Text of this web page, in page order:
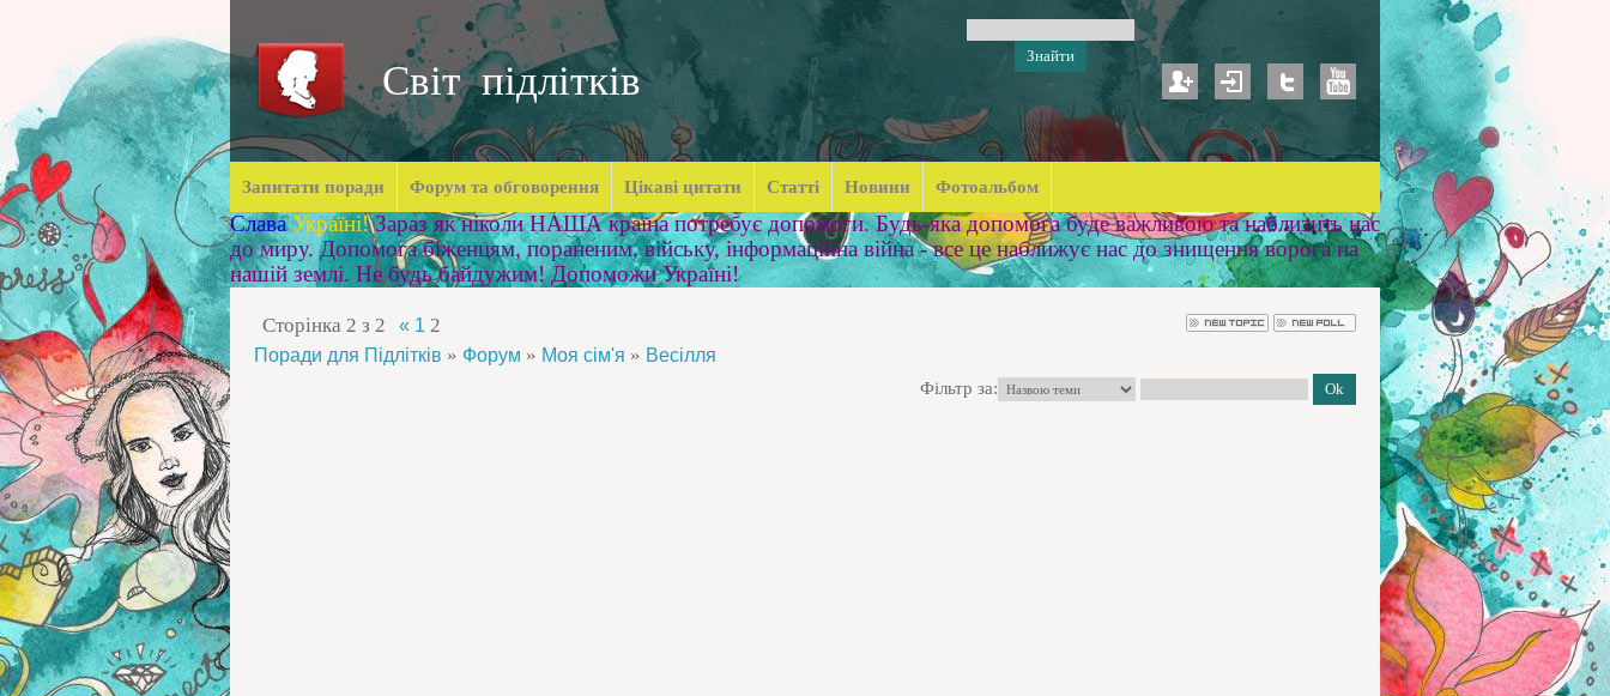
Світ підлітків
Запитати поради Форум та обговорення Цікаві цитати Статті Новини Фотоальбом
Слава Україні! Зараз як ніколи НАША країна потребує допомоги. Будь-яка допомога буде важливою та наблизить нас
до миру. Допомога біженцям, пораненим, війську, інформаційна війна - все це наближує нас до знищення ворога на
нашій землі. Не будь байдужим! Допоможи Україні!
Сторінка 2 з 2 « 1 2
Поради для Підлітків » Форум » Моя сім'я » Весілля
Фільтр за: